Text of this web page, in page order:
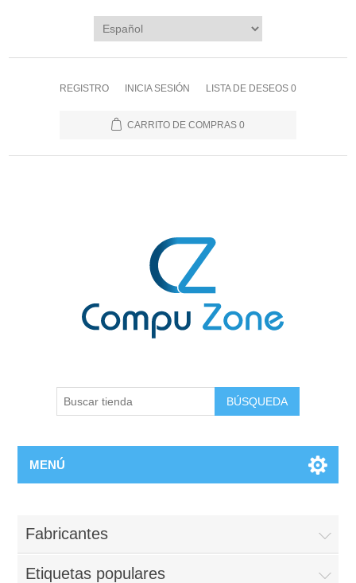
REGISTRO INICIA SESIÓN LISTA DE DESEOS 0
CARRITO DE COMPRAS 0
BÚSQUEDA
MENÚ
Fabricantes
Etiquetas populares